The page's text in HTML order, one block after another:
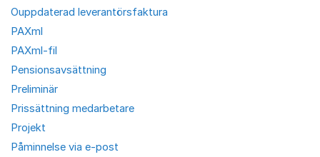
Ouppdaterad leverantörsfaktura
PAXml
PAXml-fil
Pensionsavsättning
Preliminär
Prissättning medarbetare
Projekt
Påminnelse via e-post